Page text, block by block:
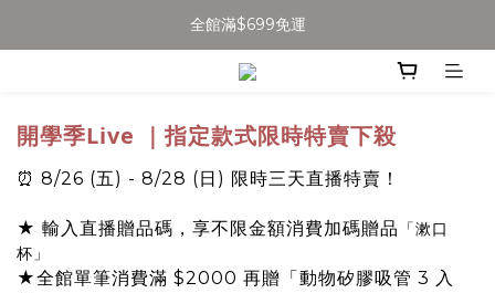
全館滿$699免運
全館滿$699免運
加入會員得$100購物金👉
全館滿$699免運
開學季Live ｜指定款式限時特賣下殺
⏰ 8/26 (五) - 8/28 (日) 限時三天直播特賣！
★ 輸入直播贈品碼，享不限金額消費加碼贈品 「漱口
杯」
★全館單筆消費滿 $2000 再贈「動物矽膠吸管 3 入